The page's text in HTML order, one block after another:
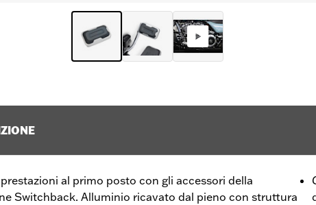
al primo posto con gli accessori della
Switchback. Alluminio ricavato dal pieno con struttura